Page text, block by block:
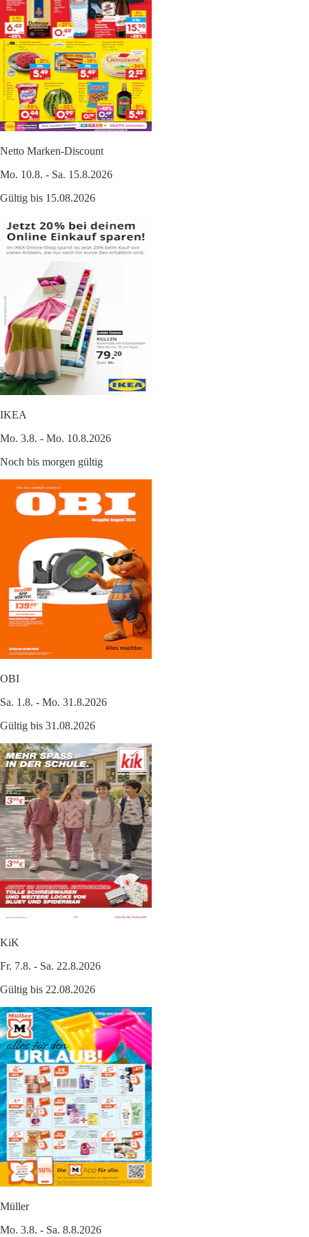
Netto Marken-Discount
Mo. 10.8. - Sa. 15.8.2026
Gültig bis 15.08.2026
IKEA
Mo. 3.8. - Mo. 10.8.2026
Noch bis morgen gültig
OBI
Sa. 1.8. - Mo. 31.8.2026
Gültig bis 31.08.2026
KiK
Fr. 7.8. - Sa. 22.8.2026
Gültig bis 22.08.2026
Müller
Mo. 3.8. - Sa. 8.8.2026